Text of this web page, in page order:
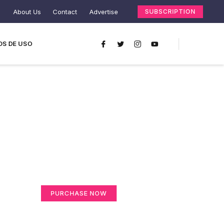
About Us Contact Advertise SUBSCRIPTION
DE USO
PURCHASE NOW